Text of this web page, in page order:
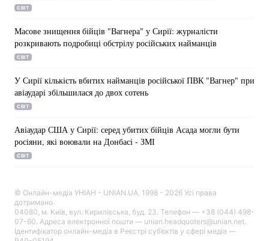
СВІТ
Масове знищення бійців "Вагнера" у Сирії: журналісти
розкривають подробиці обстрілу російських найманців
СВІТ
У Сирії кількість вбитих найманців російської ПВК "Вагнер" при
авіаударі збільшилася до двох сотень
СВІТ
Авіаудар США у Сирії: серед убитих бійців Асада могли бути
росіяни, які воювали на Донбасі - ЗМІ
СВІТ
© Онлайн-медіа УНІАН - UNIAN.UA, 1998 - 2026 Усі права
дотримано.
04080, м. Київ, вул. Кирилівська, буд. 23. Телефон — +38 (044) 498-
07-60. Адреса електронної пошти — unian.headquoters@unian.net.
Ідентифікатор онлайн-медіа в Реєстрі суб’єктів у сфері медіа —